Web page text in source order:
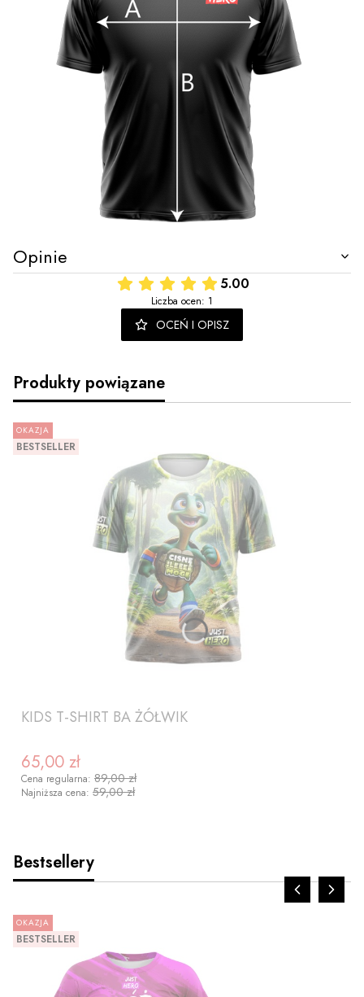
Opinie
5.00
Liczba ocen: 1
OCEŃ I OPISZ
Produkty powiązane
OKAZJA
BESTSELLER
KIDS T-SHIRT BA ŻÓŁWIK
Cena promocyjna
65,00 zł
Cena regularna: 89,00 zł
Najniższa cena: 59,00 zł
ZOBACZ PRODUKT
Bestsellery
OKAZJA
BESTSELLER